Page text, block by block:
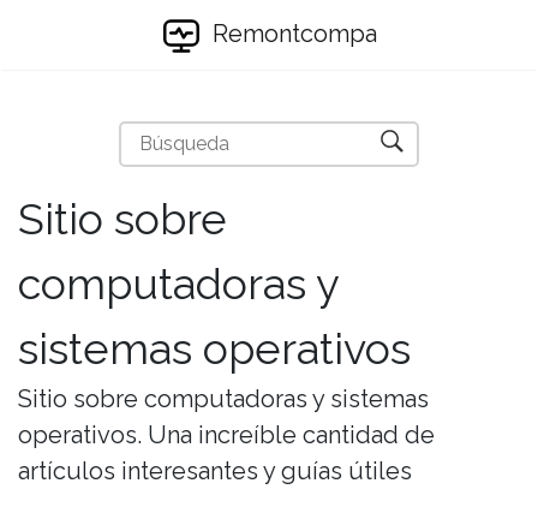
Remontcompa
Sitio sobre
computadoras y
sistemas operativos
Sitio sobre computadoras y sistemas
operativos. Una increíble cantidad de
artículos interesantes y guías útiles